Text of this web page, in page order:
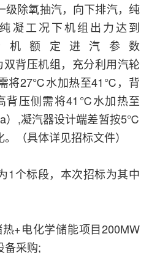
级除氧抽汽，向下排汽，纯
凝工况下机组出力达到
机额定进汽参数
背压机组，充分利用汽轮
将27℃水加热至41℃，背
背压侧需将41℃水加热至
）,凝汽器设计端差暂按5℃
（具体详见招标文件）
1个标段，本次招标为其中
+电化学储能项目200MW
备采购;